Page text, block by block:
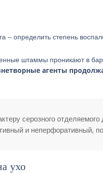
– определить степень
штаммы проникают в
агенты
серозного
и неперфоративный,
ухо